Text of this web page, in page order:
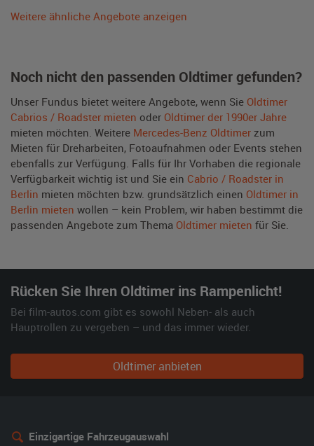
Weitere ähnliche Angebote anzeigen
Noch nicht den passenden Oldtimer gefunden?
Unser Fundus bietet weitere Angebote, wenn Sie Oldtimer
Cabrios / Roadster mieten oder Oldtimer der 1990er Jahre
mieten möchten. Weitere Mercedes-Benz Oldtimer zum
Mieten für Dreharbeiten, Fotoaufnahmen oder Events stehen
ebenfalls zur Verfügung. Falls für Ihr Vorhaben die regionale
Verfügbarkeit wichtig ist und Sie ein Cabrio / Roadster in
Berlin mieten möchten bzw. grundsätzlich einen Oldtimer in
Berlin mieten wollen – kein Problem, wir haben bestimmt die
passenden Angebote zum Thema Oldtimer mieten für Sie.
Rücken Sie Ihren Oldtimer ins Rampenlicht!
Bei film-autos.com gibt es sowohl Neben- als auch
Hauptrollen zu vergeben – und das immer wieder.
Oldtimer anbieten
Einzigartige Fahrzeugauswahl